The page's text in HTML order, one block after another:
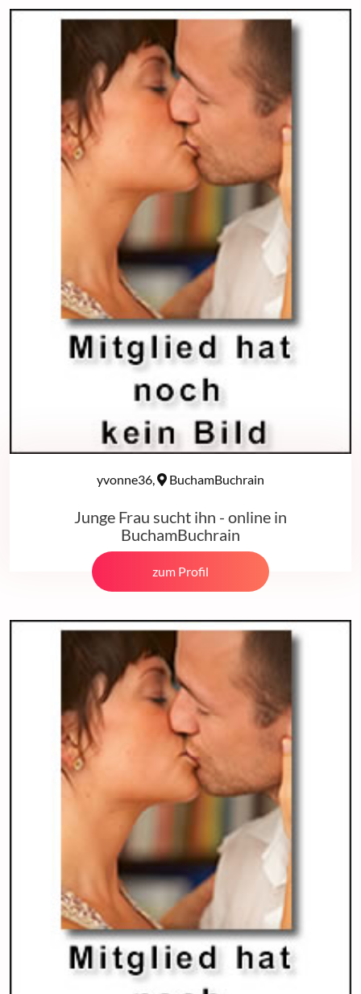
yvonne36, BuchamBuchrain
Junge Frau sucht ihn - online in
BuchamBuchrain
zum Profil